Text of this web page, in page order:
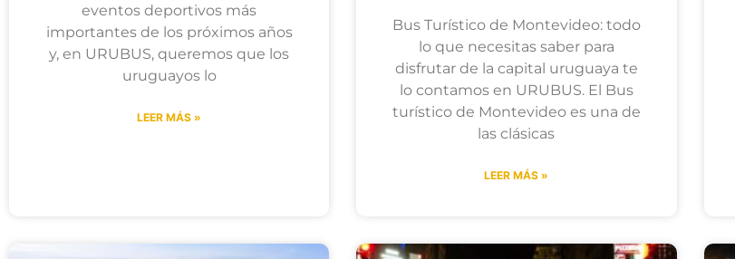
eventos deportivos más
importantes de los próximos años
y, en URUBUS, queremos que los
uruguayos lo
LEER MÁS »
Bus Turístico de Montevideo: todo
lo que necesitas saber para
disfrutar de la capital uruguaya te
lo contamos en URUBUS. El Bus
turístico de Montevideo es una de
las clásicas
LEER MÁS »